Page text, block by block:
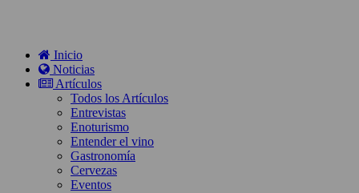
Inicio
Noticias
Artículos
Todos los Artículos
Entrevistas
Enoturismo
Entender el vino
Gastronomía
Cervezas
Eventos